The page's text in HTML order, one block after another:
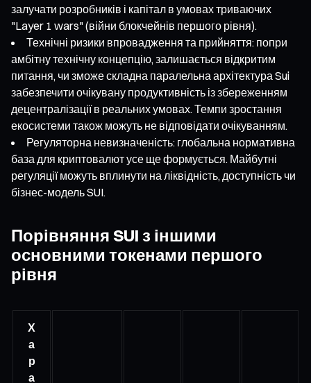
залучати розробників і капітал в умовах триваючих
"Layer 1 wars" (війни блокчейнів першого рівня).
Технічні ризики впровадження та прийняття: попри
амбітну технічну концепцію, залишається відкритим
питання, чи зможе складна паралельна архітектура Sui
забезпечити очікувану продуктивність із збереженням
децентралізації в реальних умовах. Темпи зростання
екосистеми також можуть не відповідати очікуванням.
Регуляторна невизначеність: глобальна нормативна
база для криптовалют усе ще формується. Майбутні
регуляції можуть вплинути на ліквідність, доступність чи
бізнес-модель SUI.
Порівняння SUI з іншими
основними токенами першого
рівня
Х
а
р
а